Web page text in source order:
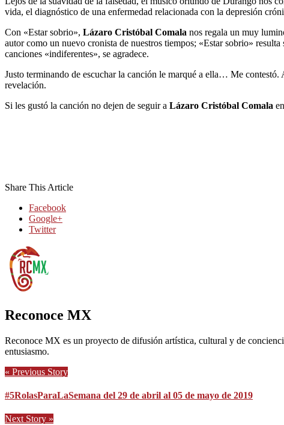
vida, el diagnóstico de una enfermedad relacionada con la depresión
Con «Estar sobrio», Lázaro Cristóbal Comala nos regala un muy
autor como un nuevo cronista de nuestros tiempos; «Estar sobrio»
canciones «indiferentes», se agradece.
Justo terminando de escuchar la canción le marqué a ella… Me
revelación.
Si les gustó la canción no dejen de seguir a Lázaro Cristóbal Comala en
Share This Article
Facebook
Google+
Twitter
Reconoce MX
Reconoce MX es un proyecto de difusión artística, cultural y de
entusiasmo.
« Previous Story
#5RolasParaLaSemana del 29 de abril al 05 de mayo de 2019
Next Story »